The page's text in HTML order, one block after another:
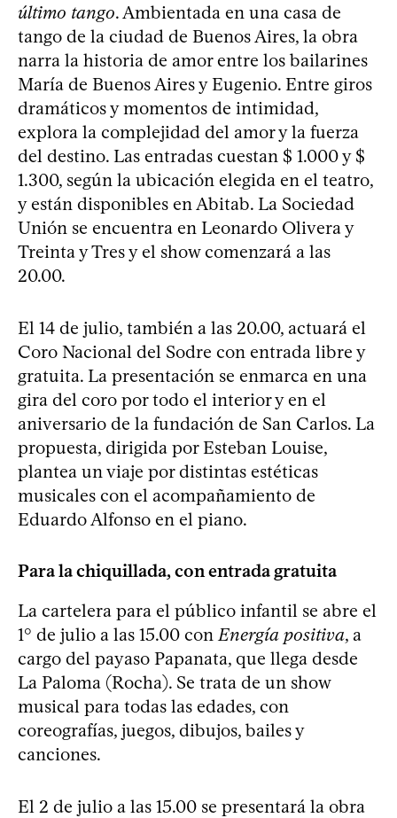
último tango. Ambientada en una casa de
tango de la ciudad de Buenos Aires, la obra
narra la historia de amor entre los bailarines
María de Buenos Aires y Eugenio. Entre giros
dramáticos y momentos de intimidad,
explora la complejidad del amor y la fuerza
del destino. Las entradas cuestan $ 1.000 y $
1.300, según la ubicación elegida en el teatro,
y están disponibles en Abitab. La Sociedad
Unión se encuentra en Leonardo Olivera y
Treinta y Tres y el show comenzará a las
20.00.
El 14 de julio, también a las 20.00, actuará el
Coro Nacional del Sodre con entrada libre y
gratuita. La presentación se enmarca en una
gira del coro por todo el interior y en el
aniversario de la fundación de San Carlos. La
propuesta, dirigida por Esteban Louise,
plantea un viaje por distintas estéticas
musicales con el acompañamiento de
Eduardo Alfonso en el piano.
Para la chiquillada, con entrada gratuita
La cartelera para el público infantil se abre el
1° de julio a las 15.00 con Energía positiva, a
cargo del payaso Papanata, que llega desde
La Paloma (Rocha). Se trata de un show
musical para todas las edades, con
coreografías, juegos, dibujos, bailes y
canciones.
El 2 de julio a las 15.00 se presentará la obra